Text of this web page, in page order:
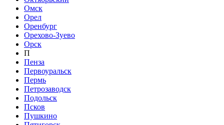
Омск
Орел
Оренбург
Орехово-Зуево
Орск
П
Пенза
Первоуральск
Пермь
Петрозаводск
Подольск
Псков
Пушкино